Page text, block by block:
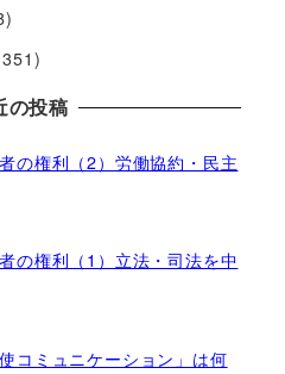
の投稿
の権利（2）労働協約・民主
の権利（1）立法・司法を中
コミュニケーション」は何